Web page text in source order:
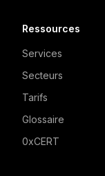
Ressources
Services
Secteurs
Tarifs
Glossaire
0xCERT